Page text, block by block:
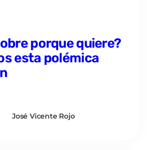
porque quiere?
esta polémica
José Vicente Rojo